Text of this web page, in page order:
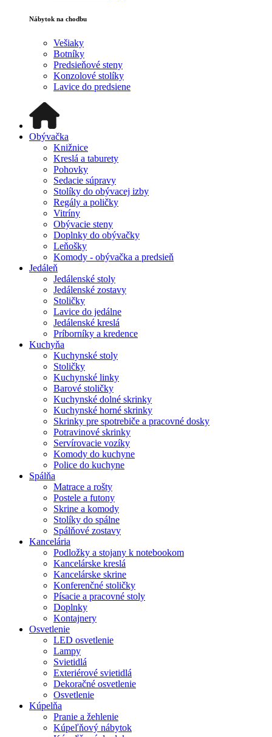
Nábytok na chodbu
Vešiaky
Botníky
Predsieňové steny
Konzolové stolíky
Lavice do predsiene
Obývačka
Knižnice
Kreslá a taburety
Pohovky
Sedacie súpravy
Stolíky do obývacej izby
Regály a poličky
Vitríny
Obývacie steny
Doplnky do obývačky
Leňošky
Komody - obývačka a predsieň
Jedáleň
Jedálenské stoly
Jedálenské zostavy
Stoličky
Lavice do jedálne
Jedálenské kreslá
Príborníky a kredence
Kuchyňa
Kuchynské stoly
Stoličky
Kuchynské linky
Barové stoličky
Kuchynské dolné skrinky
Kuchynské horné skrinky
Skrinky pre spotrebiče a pracovné dosky
Potravinové skrinky
Servírovacie vozíky
Komody do kuchyne
Police do kuchyne
Spálňa
Matrace a rošty
Postele a futony
Skrine a komody
Stolíky do spálne
Spálňové zostavy
Kancelária
Podložky a stojany k notebookom
Kancelárske kreslá
Kancelárske skrine
Konferenčné stoličky
Písacie a pracovné stoly
Doplnky
Kontajnery
Osvetlenie
LED osvetlenie
Lampy
Svietidlá
Exteriérové svietidlá
Dekoračné osvetlenie
Osvetlenie
Kúpelňa
Pranie a žehlenie
Kúpeľňový nábytok